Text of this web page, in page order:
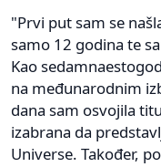
"Prvi put sam se
samo 12 godina te
Kao
na međunarodnim
dana sam osvojila
izabrana da
Universe. Također,